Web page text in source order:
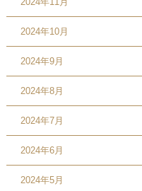
2024年10月
2024年9月
2024年8月
2024年7月
2024年6月
2024年5月